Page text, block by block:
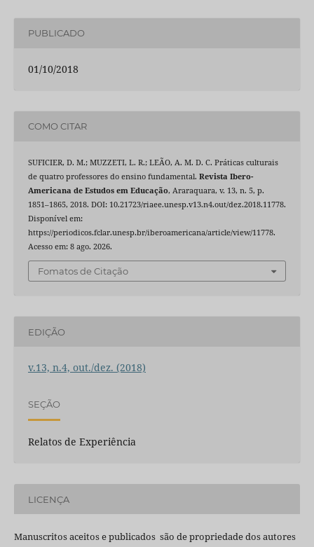
PUBLICADO
01/10/2018
COMO CITAR
SUFICIER, D. M.; MUZZETI, L. R.; LEÃO, A. M. D. C. Práticas culturais
de quatro professores do ensino fundamental. Revista Ibero-
Americana de Estudos em Educação, Araraquara, v. 13, n. 5, p.
1851–1865, 2018. DOI: 10.21723/riaee.unesp.v13.n4.out/dez.2018.11778.
Disponível em:
https://periodicos.fclar.unesp.br/iberoamericana/article/view/11778.
Acesso em: 8 ago. 2026.
Fomatos de Citação
EDIÇÃO
v.13, n.4, out./dez. (2018)
SEÇÃO
Relatos de Experiência
LICENÇA
Manuscritos aceitos e publicados são de propriedade dos autores